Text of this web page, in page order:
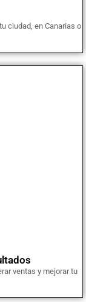
ciudad, en Canarias o
ventas y mejorar tu